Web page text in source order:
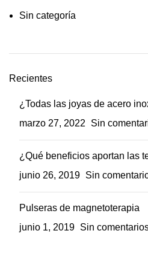
Sin categoría
Recientes
¿Todas las joyas de acero
marzo 27, 2022
Sin
¿Qué beneficios aportan las
junio 26, 2019 Sin
Pulseras de magnetoterapia
junio 1, 2019 Sin